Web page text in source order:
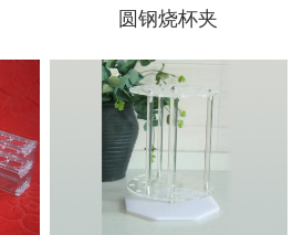
圆钢烧杯夹